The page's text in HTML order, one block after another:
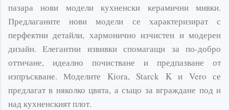
пазара нови модели кухненски керамични мивки.
Предлаганите нови модели се характеризират с
перфектни детайли, хармонично изчистен и модерен
дизайн. Елегантни извивки спомагащи за по-добро
оттичане, идеално почистване и предпазване от
изпръскване. Моделите Kiora, Starck K и Vero се
предлагат в няколко цвята, а също за вграждане под и
над кухненският плот.